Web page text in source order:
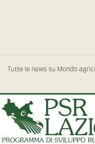
Tutte le news su Mondo